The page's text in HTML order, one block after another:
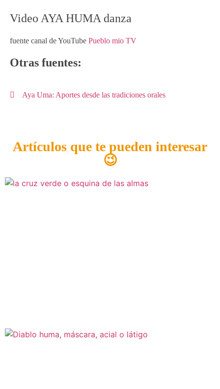
Video AYA HUMA danza
fuente canal de YouTube Pueblo mio TV
Otras fuentes:
Aya Uma: Aportes desde las tradiciones orales
Artículos que te pueden interesar
😉